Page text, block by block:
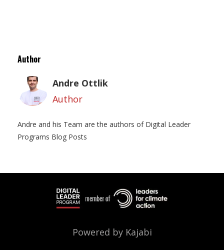
Author
Andre Ottlik
Author
Andre and his Team are the authors of Digital Leader
Programs Blog Posts
Powered by Kajabi